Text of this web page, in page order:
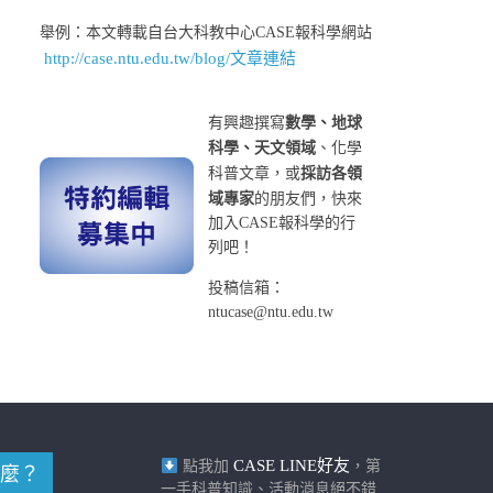
舉例：本文轉載自台大科教中心CASE報科學網站
http://case.ntu.edu.tw/blog/文章連結
有興趣撰寫數學、地球
科學、天文領域 、化學
科普文章，或採訪各領
域專家的朋友們，快來
加入CASE報科學的行
列吧！
投稿信箱：
ntucase@ntu.edu.tw
？ 點我加 CASE LINE好友 ，第
一手科普知識、活動消息絕不錯